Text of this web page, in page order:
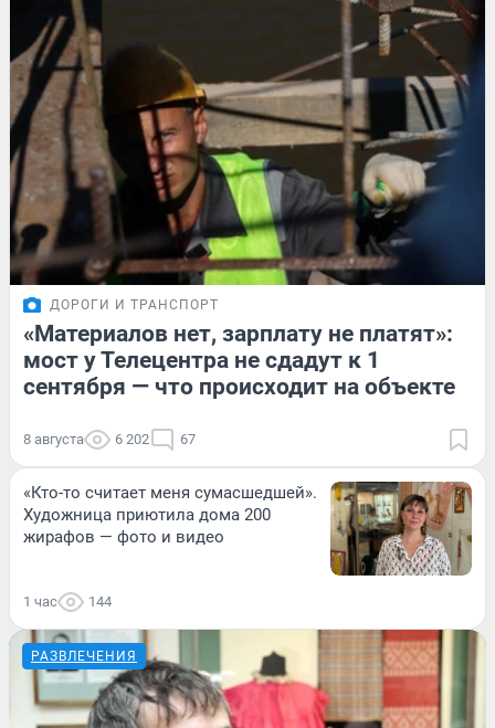
ДОРОГИ И ТРАНСПОРТ
«Материалов нет, зарплату не платят»:
мост у Телецентра не сдадут к 1
сентября — что происходит на объекте
8 августа 6 202 67
«Кто-то считает меня сумасшедшей».
Художница приютила дома 200
жирафов — фото и видео
1 час 144
РАЗВЛЕЧЕНИЯ